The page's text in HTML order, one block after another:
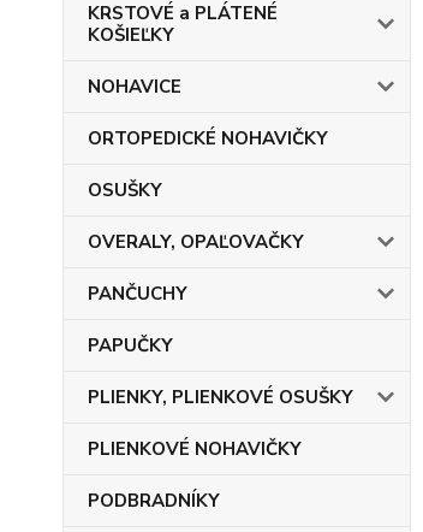
KRSTOVÉ a PLÁTENÉ
KOŠIEĽKY
NOHAVICE
ORTOPEDICKÉ NOHAVIČKY
OSUŠKY
OVERALY, OPAĽOVAČKY
PANČUCHY
PAPUČKY
PLIENKY, PLIENKOVÉ OSUŠKY
PLIENKOVÉ NOHAVIČKY
PODBRADNÍKY